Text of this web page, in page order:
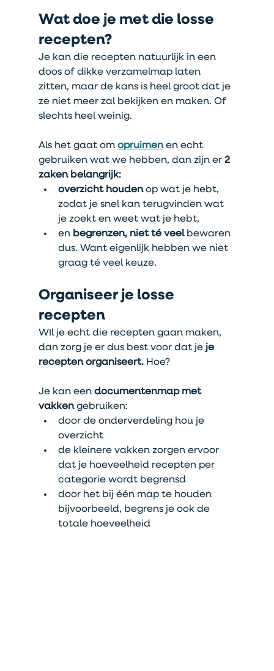
Wat doe je met die losse
recepten?
Je kan die recepten natuurlijk in een
doos of dikke verzamelmap laten
zitten, maar de kans is heel groot dat je
ze niet meer zal bekijken en maken. Of
slechts heel weinig.
Als het gaat om opruimen en echt
gebruiken wat we hebben, dan zijn er 2
zaken belangrijk:
overzicht houden op wat je hebt,
zodat je snel kan terugvinden wat
je zoekt en weet wat je hebt,
en begrenzen, niet té veel bewaren
dus. Want eigenlijk hebben we niet
graag té veel keuze.
Organiseer je losse
recepten
WIl je echt die recepten gaan maken,
dan zorg je er dus best voor dat je je
recepten organiseert. Hoe?
Je kan een documentenmap met
vakken gebruiken:
door de onderverdeling hou je
overzicht
de kleinere vakken zorgen ervoor
dat je hoeveelheid recepten per
categorie wordt begrensd
door het bij één map te houden
bijvoorbeeld, begrens je ook de
totale hoeveelheid